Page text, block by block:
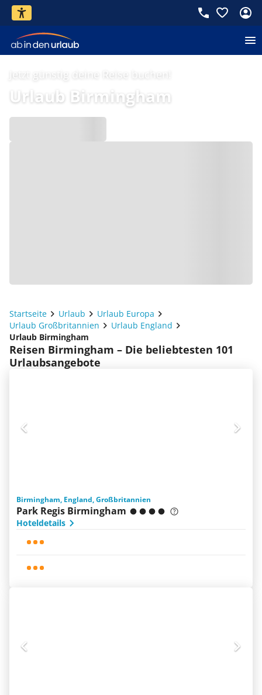
Jetzt günstig deine Reise buchen!
Urlaub Birmingham
Startseite Urlaub
Urlaub Europa
Urlaub Großbritannien
Urlaub England
Urlaub Birmingham
Reisen Birmingham – Die beliebtesten 101
Urlaubsangebote
Birmingham, England, Großbritannien
Park Regis Birmingham
Hoteldetails